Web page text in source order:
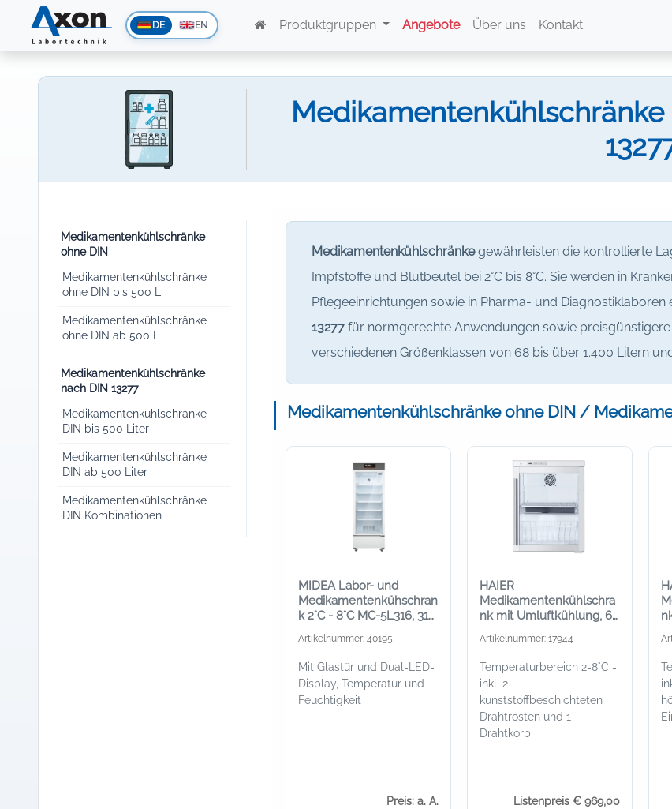
DE EN Produktgruppen Angebote Über uns Kontakt
Medikamentenkühlschränke
Medikamentenkühlschränke
ohne DIN
Medikamentenkühlschränke
ohne DIN bis 500 L
Medikamentenkühlschränke
ohne DIN ab 500 L
Medikamentenkühlschränke
nach DIN 13277
Medikamentenkühlschränke
DIN bis 500 Liter
Medikamentenkühlschränke
DIN ab 500 Liter
Medikamentenkühlschränke
DIN Kombinationen
Medikamentenkühlschränkegewährleisten die kontrollierte
Impfstoffe und Blutbeutel bei 2°C bis 8°C. Sie werden in
Pflegeeinrichtungen sowie in Pharma- und
13277 für normgerechte Anwendungen sowie
verschiedenen Größenklassen von 68 bis über 1.400 Litern
Medikamentenkühlschränke ohne DIN /
MIDEA Labor- und
Medikamentenkühschran
k 2°C - 8°C MC-5L316, 316
Artikelnummer: 40195
Mit Glastür und Dual-LED-
Display, Temperatur und
Feuchtigkeit
Preis: a. A.
HAIER
Medikamentenkühlschra
nk mit Umluftkühlung, 68
Liter, Untertischgerät mit
Glastür
Artikelnummer: 17944
Temperaturbereich 2-8°C -
inkl. 2
kunststoffbeschichteten
Drahtrosten und 1
Drahtkorb
Listenpreis € 969,00